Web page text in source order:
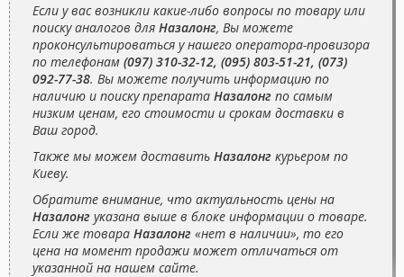
Если у вас возникли какие-либо вопросы по товару или
поиску аналогов для Назалонг, Вы можете
проконсультироваться у нашего оператора-провизора
по телефонам (097) 310-32-12, (095) 803-51-21, (073)
092-77-38. Вы можете получить информацию по
наличию и поиску препарата Назалонг по самым
низким ценам, его стоимости и срокам доставки в
Ваш город.
Также мы можем доставить Назалонг курьером по
Киеву.
Обратите внимание, что актуальность цены на
Назалонг указана выше в блоке информации о товаре.
Если же товара Назалонг «нет в наличии», то его
цена на момент продажи может отличаться от
указанной на нашем сайте.